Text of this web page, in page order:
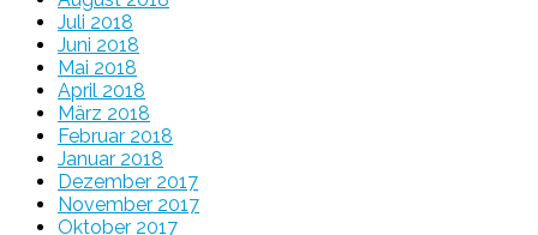
Juli 2018
Juni 2018
Mai 2018
April 2018
März 2018
Februar 2018
Januar 2018
Dezember 2017
November 2017
Oktober 2017